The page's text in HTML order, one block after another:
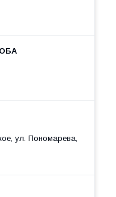
ул. Пономарева,